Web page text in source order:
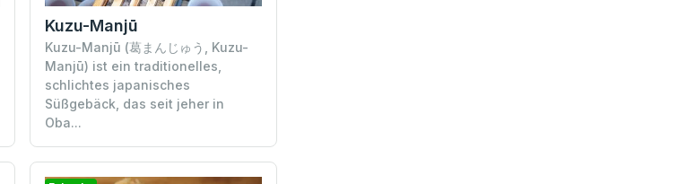
Kuzu-Manjū
Kuzu-Manjū (葛まんじゅう, Kuzu-
Manjū) ist ein traditionelles,
schlichtes japanisches
Süßgebäck, das seit jeher in
Oba...